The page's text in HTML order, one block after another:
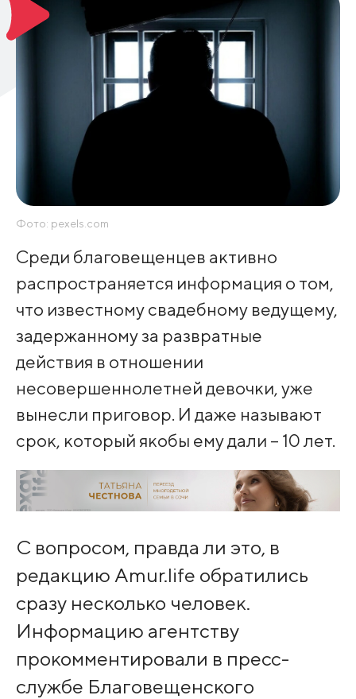
Фото: pexels.com
Среди благовещенцев активно
распространяется информация о том,
что известному свадебному ведущему,
задержанному за развратные
действия в отношении
несовершеннолетней девочки, уже
вынесли приговор. И даже называют
срок, который якобы ему дали – 10 лет.
С вопросом, правда ли это, в
редакцию Amur.life обратились
сразу несколько человек.
Информацию агентству
прокомментировали в пресс-
службе Благовещенского